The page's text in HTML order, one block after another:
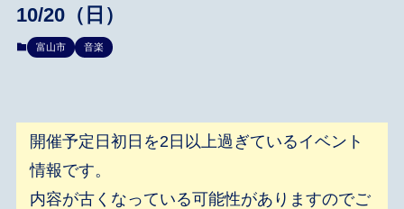
10/20（日）
富山市 音楽
開催予定日初日を2日以上過ぎているイベント
情報です。
内容が古くなっている可能性がありますのでご